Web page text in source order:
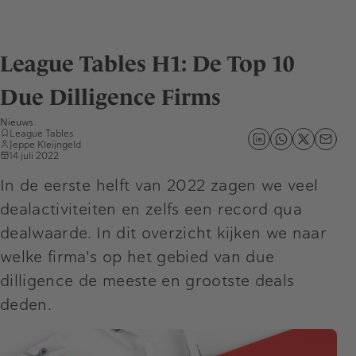
League Tables H1: De Top 10
Due Dilligence Firms
Nieuws
League Tables
Jeppe Kleijngeld
14 juli 2022
In de eerste helft van 2022 zagen we veel
dealactiviteiten en zelfs een record qua
dealwaarde. In dit overzicht kijken we naar
welke firma's op het gebied van due
dilligence de meeste en grootste deals
deden.